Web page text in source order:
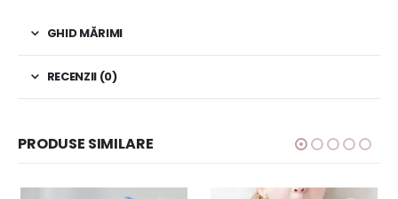
GHID MĂRIMI
RECENZII (0)
PRODUSE SIMILARE